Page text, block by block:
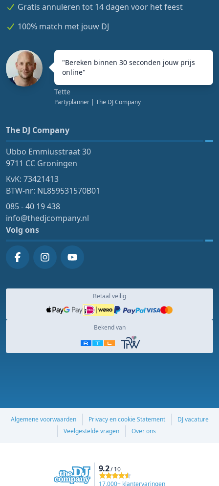
Gratis annuleren tot 14 dagen voor het feest
100% match met jouw DJ
"Bereken binnen 30 seconden jouw prijs
online"
Tette
Partyplanner | The DJ Company
The DJ Company
Ubbo Emmiusstraat 30
9711 CC Groningen
KvK: 73421413
BTW-nr: NL859531570B01
085 - 40 19 438
info@thedjcompany.nl
Volg ons
Betaal veilig
Bekend van
Algemene voorwaarden Privacy en cookie Statement
DJ vacature
Veelgestelde vragen
Over ons
9.2/ 10
17,000+ klantervaringen